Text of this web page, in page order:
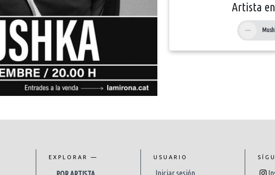
Artista
EXPLORAR — USUARIO
Iniciar sesión